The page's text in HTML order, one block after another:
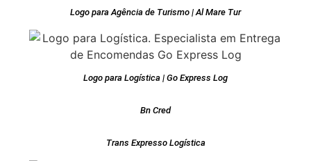
Logo para Agência de Turismo | Al Mare Tur
Logo para Logística | Go Express Log
Bn Cred
Trans Expresso Logística